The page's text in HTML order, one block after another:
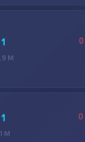
1
M
0
1
M
0